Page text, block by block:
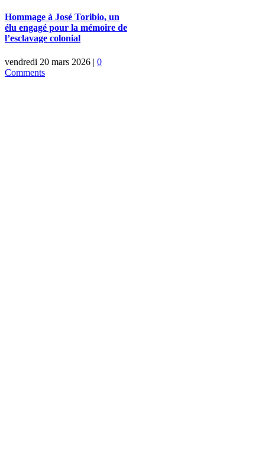
Hommage à José Toribio, un
élu engagé pour la mémoire de
l’esclavage colonial
vendredi 20 mars 2026 | 0
Comments